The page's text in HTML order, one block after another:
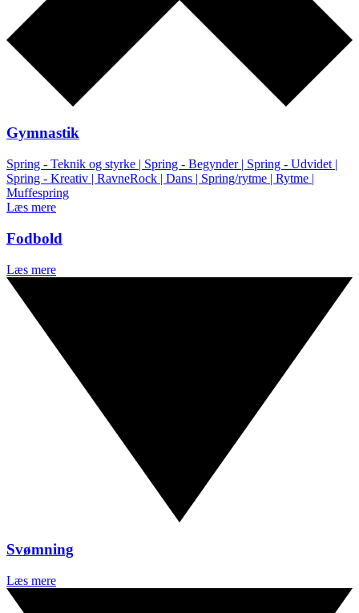
Gymnastik
Spring - Teknik og styrke | Spring - Begynder | Spring - Udvidet |
Spring - Kreativ | RavneRock | Dans | Spring/rytme | Rytme |
Muffespring
Læs mere
Fodbold
Læs mere
Svømning
Læs mere